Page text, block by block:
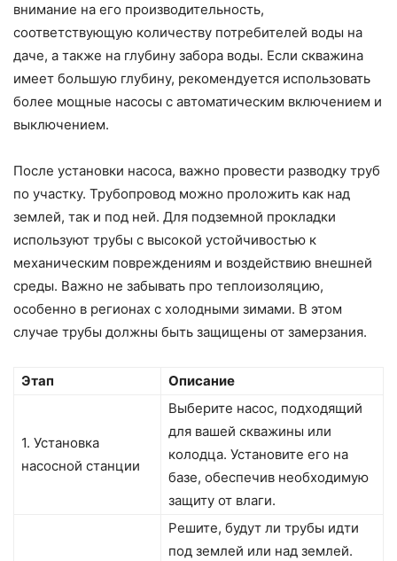
внимание на его производительность,
соответствующую количеству потребителей воды на
даче, а также на глубину забора воды. Если скважина
имеет большую глубину, рекомендуется использовать
более мощные насосы с автоматическим включением и
выключением.
После установки насоса, важно провести разводку труб
по участку. Трубопровод можно проложить как над
землей, так и под ней. Для подземной прокладки
используют трубы с высокой устойчивостью к
механическим повреждениям и воздействию внешней
среды. Важно не забывать про теплоизоляцию,
особенно в регионах с холодными зимами. В этом
случае трубы должны быть защищены от замерзания.
Этап Описание
1. Установка
насосной станции
Выберите насос, подходящий
для вашей скважины или
колодца. Установите его на
базе, обеспечив необходимую
защиту от влаги.
Решите, будут ли трубы идти
под землей или над землей.